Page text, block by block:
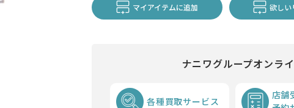
マイアイテムに追加 欲しい
ナニワグループオンラ
各種買取サービス
店舗